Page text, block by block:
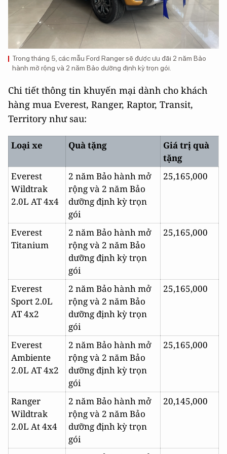
Trong tháng 5, các mẫu Ford Ranger sẽ được ưu đãi 2 năm Bảo
hành mở rộng và 2 năm Bảo dưỡng định kỳ trọn gói.
Chi tiết thông tin khuyến mại dành cho khách
hàng mua Everest, Ranger, Raptor, Transit,
Territory như sau:
Loại xe Quà tặng
Giá trị quà
tặng
Everest
Wildtrak
2.0L AT 4x4
2 năm Bảo hành mở
rộng và 2 năm Bảo
dưỡng định kỳ trọn
gói
25,165,000
Everest
Titanium
2 năm Bảo hành mở
rộng và 2 năm Bảo
dưỡng định kỳ trọn
gói
25,165,000
Everest
Sport 2.0L
AT 4x2
2 năm Bảo hành mở
rộng và 2 năm Bảo
dưỡng định kỳ trọn
gói
25,165,000
Everest
Ambiente
2.0L AT 4x2
2 năm Bảo hành mở
rộng và 2 năm Bảo
dưỡng định kỳ trọn
gói
25,165,000
Ranger
Wildtrak
2.0L At 4x4
2 năm Bảo hành mở
rộng và 2 năm Bảo
dưỡng định kỳ trọn
gói
20,145,000